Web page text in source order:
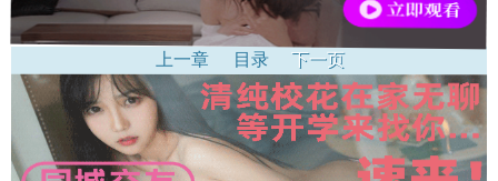
上一章 目录 下一页